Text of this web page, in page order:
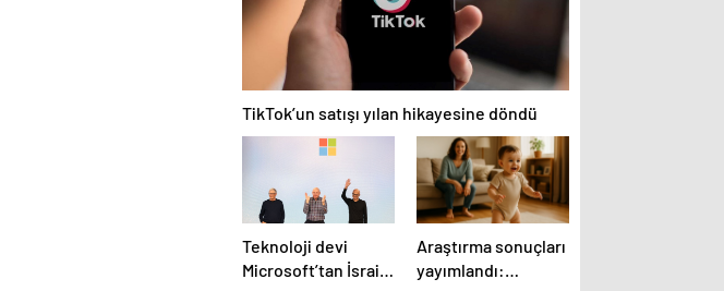
TikTok’un satışı yılan hikayesine döndü
Teknoloji devi
Microsoft’tan İsrail’i
Araştırma sonuçları
yayımlandı: